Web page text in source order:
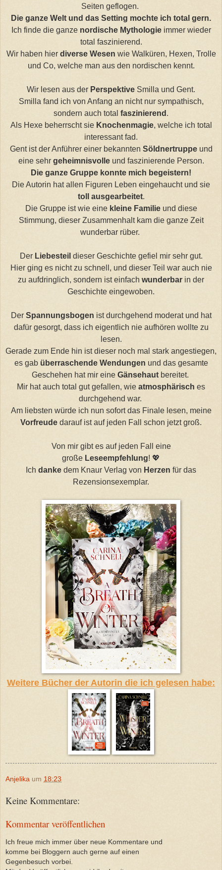
Seiten geflogen.
Die ganze Welt und das Setting mochte ich total gern.
Ich finde die ganze nordische Mythologieimmer wieder
total faszinierend.
Wir haben hier diverse Wesen wie Walküren, Hexen, Trolle
und Co, welche man aus den nordischen kennt.
Wir lesen aus der Perspektive Smilla und Gent.
Smilla fand ich von Anfang an nicht nur sympathisch,
sondern auch total faszinierend .
Als Hexe beherrscht sie Knochenmagie, welche ich total
interessant fad.
Gent ist der Anführer einer bekannten Söldnertruppe und
eine sehr geheimnisvolle und faszinierende Person.
Die ganze Gruppe konnte mich begeistern!
Die Autorin hat allen Figuren Leben eingehaucht und sie
toll ausgearbeitet.
Die Gruppe ist wie eine kleine Familieund diese
Stimmung, dieser Zusammenhalt kam die ganze Zeit
wunderbar rüber.
Der Liebesteil dieser Geschichte gefiel mir sehr gut.
Hier ging es nicht zu schnell, und dieser Teil war auch nie
zu aufdringlich, sondern ist einfach wunderbar in der
Geschichte eingewoben.
Der Spannungsbogen ist durchgehend moderat und hat
dafür gesorgt, dass ich eigentlich nie aufhören wollte zu
lesen.
Gerade zum Ende hin ist dieser noch mal stark angestiegen,
es gab überraschende Wendungen und das gesamte
Geschehen hat mir eine Gänsehaut bereitet.
Mir hat auch total gut gefallen, wie atmosphärisch es
durchgehend war.
Am liebsten würde ich nun sofort das Finale lesen, meine
Vorfreude darauf ist auf jeden Fall schon jetzt groß.
Von mir gibt es auf jeden Fall eine
große Leseempfehlung! 💖
Ich danke dem Knaur Verlag von Herzen für das
Rezensionsexemplar.
Weitere Bücher der Autorin die ich gelesen habe:
Anjelika um 18:23
Keine Kommentare:
Kommentar veröffentlichen
Ich freue mich immer über neue Kommentare und
komme bei Bloggern auch gerne auf einen
Gegenbesuch vorbei.